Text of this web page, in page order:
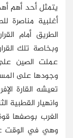
يتمثل أحد أهم
أغلبية مناصرة
الطريق أمام
وبخاصة تلك
عملت الصين على
وجودها على
تعيشه القارة
وانهيار القطبية
الغرب بوصفها
وهي في الوقت